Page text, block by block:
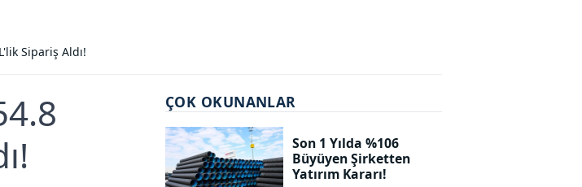
Sipariş Aldı!
ÇOK OKUNANLAR
Son 1 Yılda %106
Büyüyen Şirketten
Yatırım Kararı!